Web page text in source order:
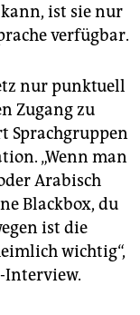
ist sie nur
verfügbar.
nur punktuell
Zugang zu
„Wenn man
Arabisch
Blackbox, du
ist die
wichtig“,
Interview.